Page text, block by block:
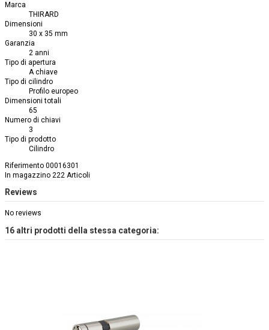
Marca
THIRARD
Dimensioni
30 x 35 mm
Garanzia
2 anni
Tipo di apertura
A chiave
Tipo di cilindro
Profilo europeo
Dimensioni totali
65
Numero di chiavi
3
Tipo di prodotto
Cilindro
Riferimento 00016301
In magazzino 222 Articoli
Reviews
No reviews
16 altri prodotti della stessa categoria: